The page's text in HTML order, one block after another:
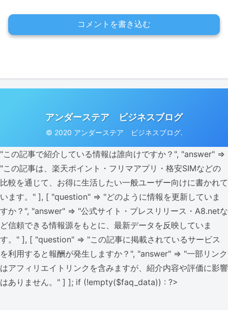
コメントを書き込む
アンダーステア ビジネスブログ
© 2020 アンダーステア ビジネスブログ.
"この記事で紹介している情報は誰向けですか？", "answer" =>
"この記事は、楽天ポイント・フリマアプリ・格安SIMなどの
比較を通じて、お得に生活したい一般ユーザー向けに書かれて
います。" ], [ "question" => "どのように情報を更新していま
すか？", "answer" => "公式サイト・プレスリリース・A8.netな
ど信頼できる情報源をもとに、最新データを反映していま
す。" ], [ "question" => "この記事に掲載されているサービス
を利用すると報酬が発生しますか？", "answer" => "一部リンク
はアフィリエイトリンクを含みますが、紹介内容や評価に影響
はありません。" ] ]; if (!empty($faq_data)) : ?>